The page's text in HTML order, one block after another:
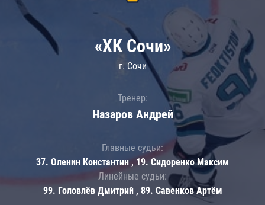
«ХК Сочи»
г. Сочи
Тренер:
Назаров Андрей
Главные судьи:
37. Оленин Константин , 19. Сидоренко Максим
Линейные судьи:
99. Головлёв Дмитрий , 89. Савенков Артём